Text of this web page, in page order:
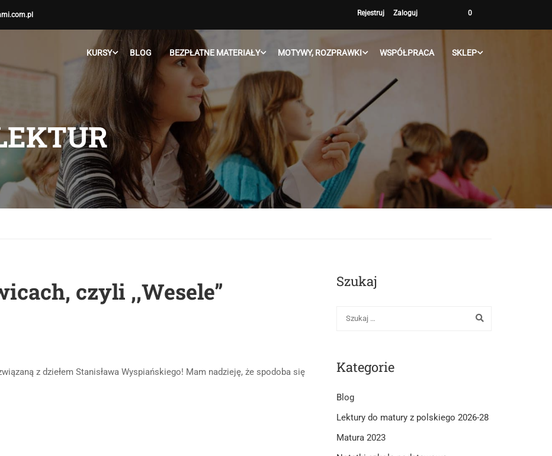
Rejestruj Zaloguj 0
KURSY BLOG BEZPŁATNE MATERIAŁY MOTYWY, ROZPRAWKI WSPÓŁPRACA SKLEP
czyli ,,Wesele”
z dziełem Stanisława Wyspiańskiego! Mam nadzieję, że spodoba się
Szukaj
Kategorie
Blog
Lektury do matury z polskiego 2026-28
Matura 2023